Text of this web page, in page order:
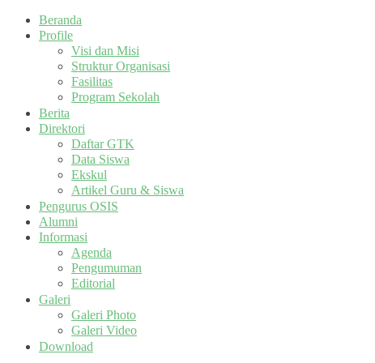
Beranda
Profile
Visi dan Misi
Struktur Organisasi
Fasilitas
Program Sekolah
Berita
Direktori
Daftar GTK
Data Siswa
Ekskul
Artikel Guru & Siswa
Pengurus OSIS
Alumni
Informasi
Agenda
Pengumuman
Editorial
Galeri
Galeri Photo
Galeri Video
Download